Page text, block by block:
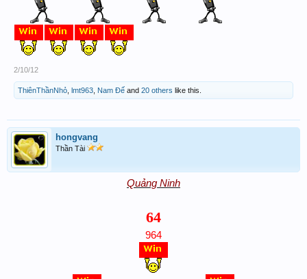
2/10/12
ThiênThầnNhỏ lmt963 Nam Đế and 20 others like this.
hongvang
Thần Tài
Quảng Ninh
64
964